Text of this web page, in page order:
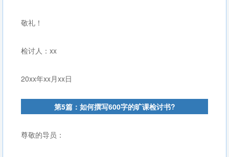
敬礼！
检讨人：xx
20xx年xx月xx日
第5篇：如何撰写600字的旷课检讨书?
尊敬的导员：